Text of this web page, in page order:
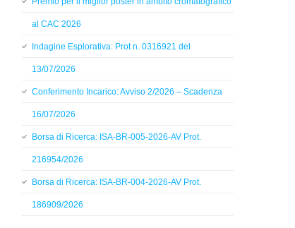
al CAC 2026
Indagine Esplorativa: Prot n. 0316921 del
13/07/2026
Conferimento Incarico: Avviso 2/2026 – Scadenza
16/07/2026
Borsa di Ricerca: ISA-BR-005-2026-AV Prot.
216954/2026
Borsa di Ricerca: ISA-BR-004-2026-AV Prot.
186909/2026